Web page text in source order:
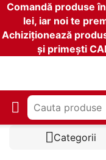
Comandă produse
lei, iar noi te
Achiziționează
și primești
Categorii